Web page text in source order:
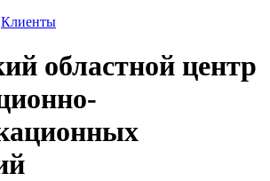
Клиенты
областной центр